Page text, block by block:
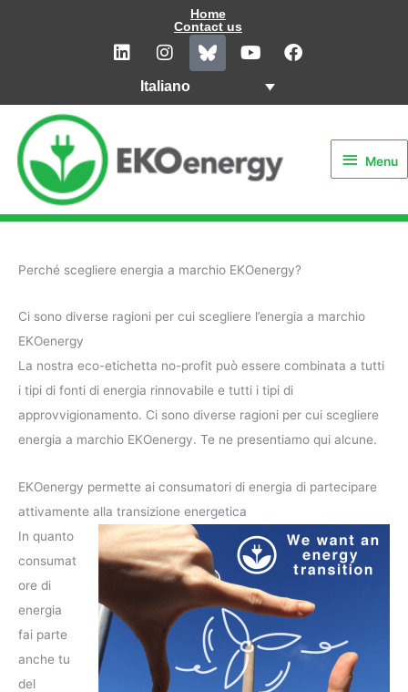
Home
Contact us
L
i
i
n
I
n
s
t
r
a
Y
o
e
F
a
Italiano
Menu
Perché scegliere energia a marchio EKOenergy?
Ci sono diverse ragioni per cui scegliere l’energia a marchio
EKOenergy
La nostra eco-etichetta no-profit può essere combinata a tutti
i tipi di fonti di energia rinnovabile e tutti i tipi di
approvvigionamento. Ci sono diverse ragioni per cui scegliere
energia a marchio EKOenergy. Te ne presentiamo qui alcune.
EKOenergy permette ai consumatori di energia di partecipare
attivamente alla transizione energetica
In quanto
consumat
ore di
energia
fai parte
anche tu
del